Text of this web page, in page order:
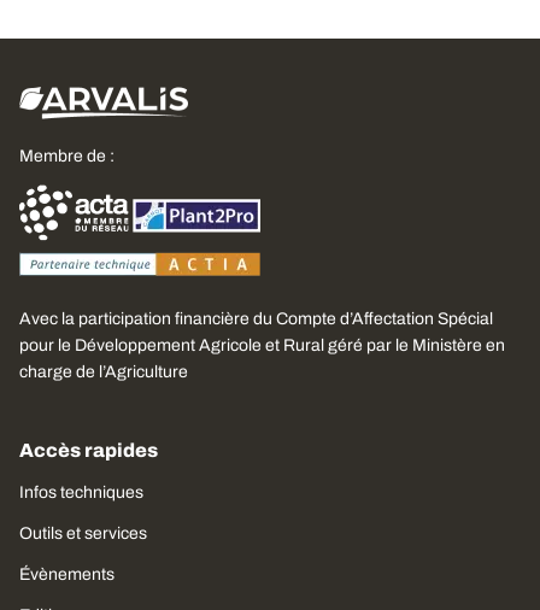
Membre de :
Avec la participation financière du Compte d’Affectation Spécial
pour le Développement Agricole et Rural géré par le Ministère en
charge de l’Agriculture
Accès rapides
Infos techniques
Outils et services
Évènements